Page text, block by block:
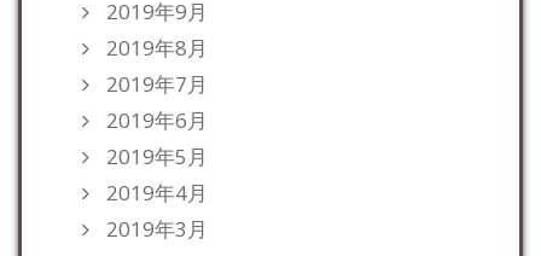
2019年9月
2019年8月
2019年7月
2019年6月
2019年5月
2019年4月
2019年3月